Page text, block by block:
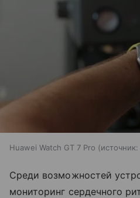
Huawei Watch GT 7 Pro источник:
Среди возможностей
мониторинг сердечного